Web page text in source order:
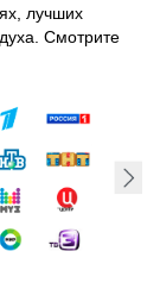
лучших
Смотрите